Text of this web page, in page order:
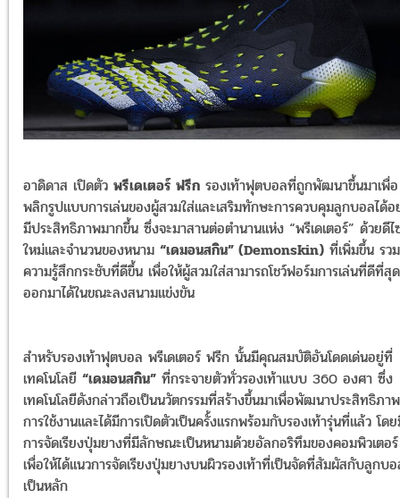
อาดิดาส เปิดตัว พรีเดเตอร์ ฟรีก รองเท้าฟุตบอลที่ถูกพัฒนาขึ้นมาเพื่อ
พลิกรูปแบบการเล่นของผู้สวมใส่และเสริมทักษะการควบคุมลูกบอลได้อ
มีประสิทธิภาพมากขึ้น ซึ่งจะมาสานต่อตำนานแห่ง “พรีเดเตอร์” ด้วยดี
ใหม่และจำนวนของหนาม “เดมอนสกิน” (Demonskin) ที่เพิ่มขึ้น รว
ความรู้สึกกระชับที่ดีขึ้น เพื่อให้ผู้สวมใส่สามารถโชว์ฟอร์มการเล่นที่ดีที่สุด
ออกมาได้ในขณะลงสนามแข่งขัน
สำหรับรองเท้าฟุตบอล พรีเดเตอร์ ฟรีก นั้นมีคุณสมบัติอันโดดเด่นอยู่ที่
เทคโนโลยี “เดมอนสกิน” ที่กระจายตัวทั่วรองเท้าแบบ 360 องศา ซึ่ง
เทคโนโลยีดังกล่าวถือเป็นนวัตกรรมที่สร้างขึ้นมาเพื่อพัฒนาประสิทธิภาพ
การใช้งานและได้มีการเปิดตัวเป็นครั้งแรกพร้อมกับรองเท้ารุ่นที่แล้ว โด
การจัดเรียงปุ่มยางที่มีลักษณะเป็นหนามด้วยอัลกอริทึมของคอมพิวเตอร์
เพื่อให้ได้แนวการจัดเรียงปุ่มยางบนผิวรองเท้าที่เป็นจัดที่สัมผัสกับลูกบ
เป็นหลัก